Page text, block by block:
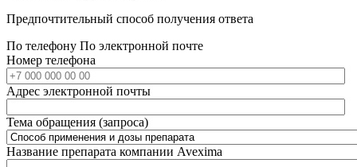
Предпочтительный способ получения ответа
По телефону По электронной почте
Номер телефона
Адрес электронной почты
Тема обращения (запроса)
Название препарата компании Avexima